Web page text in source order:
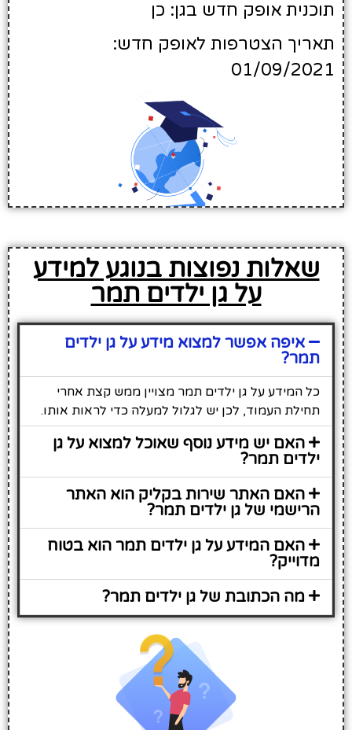
תוכנית אופק חדש בגן: כן
תאריך הצטרפות לאופק חדש:
01/09/2021
שאלות נפוצות בנוגע למידע
על גן ילדים תמר
איפה אפשר למצוא מידע על גן ילדים
תמר?
כל המידע על גן ילדים תמר מצויין ממש קצת אחרי
תחילת העמוד, לכן יש לגלול למעלה כדי לראות אותו.
האם יש מידע נוסף שאוכל למצוא על גן
ילדים תמר?
האם האתר שירות בקליק הוא האתר
הרישמי של גן ילדים תמר?
האם המידע על גן ילדים תמר הוא בטוח
מדוייק?
מה הכתובת של גן ילדים תמר?